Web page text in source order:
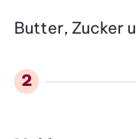
Butter, Zucker